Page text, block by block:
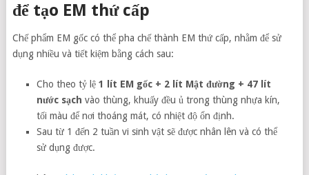
để tạo EM thứ cấp
Chế phẩm EM gốc có thể pha chế thành EM thứ cấp, nhằm để sử
dụng nhiều và tiết kiệm bằng cách sau:
Cho theo tỷ lệ1 lít EM gốc + 2 lít Mật đường + 47 lít
nước sạch vào thùng, khuấy đều ủ trong thùng nhựa kín,
tối màu để nơi thoáng mát, có nhiệt độ ổn định.
Sau từ 1 đến 2 tuần vi sinh vật sẽ được nhân lên và có thể
sử dụng được.